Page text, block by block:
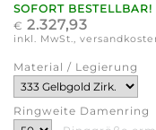
SOFORT BESTELLBAR!
€ 2.327,93
inkl. MwSt.,
Material / Legierung
Ringweite Damenring